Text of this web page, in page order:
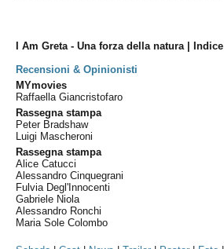
I Am Greta - Una forza della natura | Indice
Recensioni & Opinionisti
MYmovies
Raffaella Giancristofaro
Rassegna stampa
Peter Bradshaw
Luigi Mascheroni
Rassegna stampa
Alice Catucci
Alessandro Cinquegrani
Fulvia Degl'Innocenti
Gabriele Niola
Alessandro Ronchi
Maria Sole Colombo